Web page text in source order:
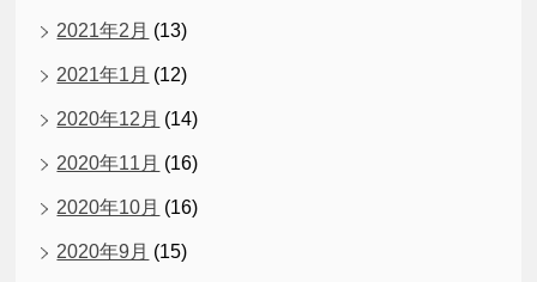
2021年2月 (13)
2021年1月 (12)
2020年12月 (14)
2020年11月 (16)
2020年10月 (16)
2020年9月 (15)